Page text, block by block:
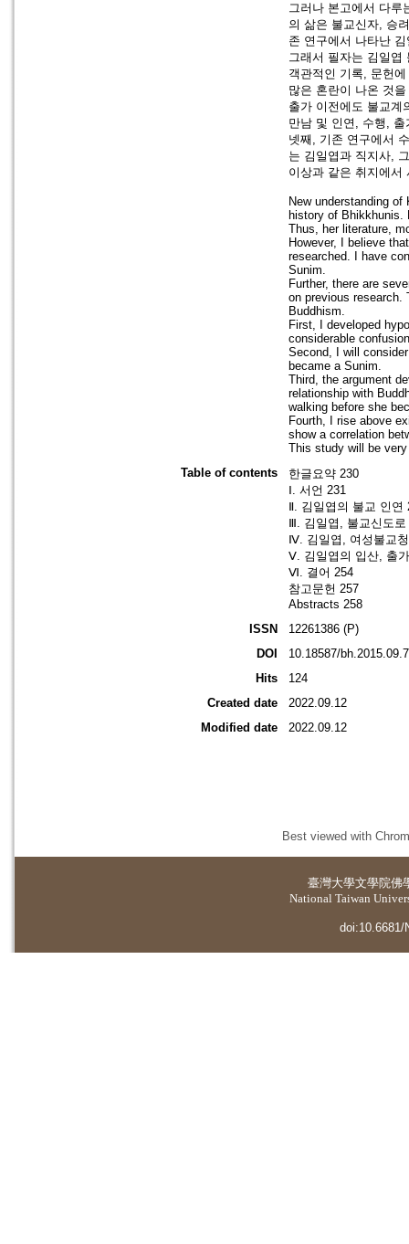
그러나 본고에서 다루
의 삶은 불교신자, 승
존 연구에서 나타난
그래서 필자는 김일엽
객관적인 기록, 문헌
많은 혼란이 나온 것
출가 이전에도 불교계
만남 및 인연, 수행,
넷째, 기존 연구에서
는 김일엽과 직지사,
이상과 같은 취지에서
New understanding
history of Bhikkhunis.
Thus, her literature,
However, I believe
researched. I have
Sunim.
Further, there are
on previous research.
Buddhism.
First, I developed
considerable
Second, I will
became a Sunim.
Third, the argument
relationship with
walking before she
Fourth, I rise above
show a correlation
This study will be
Table of contents
한글요약 230
Ⅰ. 서언 231
Ⅱ. 김일엽의 불교 인연
Ⅲ. 김일엽, 불교신도로
Ⅳ. 김일엽, 여성불교
Ⅴ. 김일엽의 입산, 출
Ⅵ. 결어 254
참고문헌 257
Abstracts 258
ISSN
12261386 (P)
DOI
10.18587/
Hits
124
Created date
2022.09.12
Modified date
2022.09.12
Best viewed with
臺灣大學文學院佛
National Taiwan
doi:10.6681/